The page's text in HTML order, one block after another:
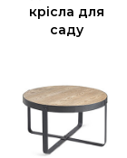
крісла для
саду